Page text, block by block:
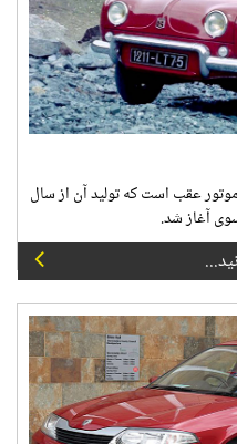
عقب است که تولید آن از سال